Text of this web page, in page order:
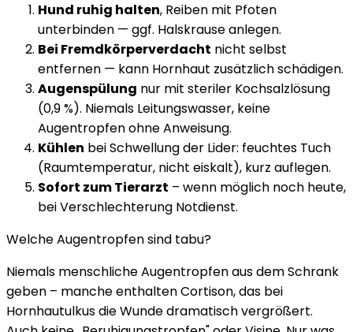
Hund ruhig halten, Reiben mit Pfoten
unterbinden — ggf. Halskrause anlegen.
Bei Fremdkörperverdacht nicht selbst
entfernen — kann Hornhaut zusätzlich schädigen.
Augenspülung nur mit steriler Kochsalzlösung
(0,9 %). Niemals Leitungswasser, keine
Augentropfen ohne Anweisung.
Kühlen bei Schwellung der Lider: feuchtes Tuch
(Raumtemperatur, nicht eiskalt), kurz auflegen.
Sofort zum Tierarzt – wenn möglich noch heute,
bei Verschlechterung Notdienst.
Welche Augentropfen sind tabu?
Niemals menschliche Augentropfen aus dem Schrank
geben – manche enthalten Cortison, das bei
Hornhautulkus die Wunde dramatisch vergrößert.